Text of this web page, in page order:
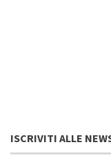
ISCRIVITI ALLE